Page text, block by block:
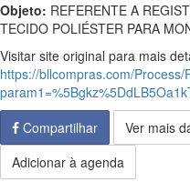
Objeto: REFERENTE A
TECIDO POLIÉSTER PARA
Visitar site original para mais
https://bllcompras.com/Process/
Compartilhar
Ver mais
Adicionar à agenda